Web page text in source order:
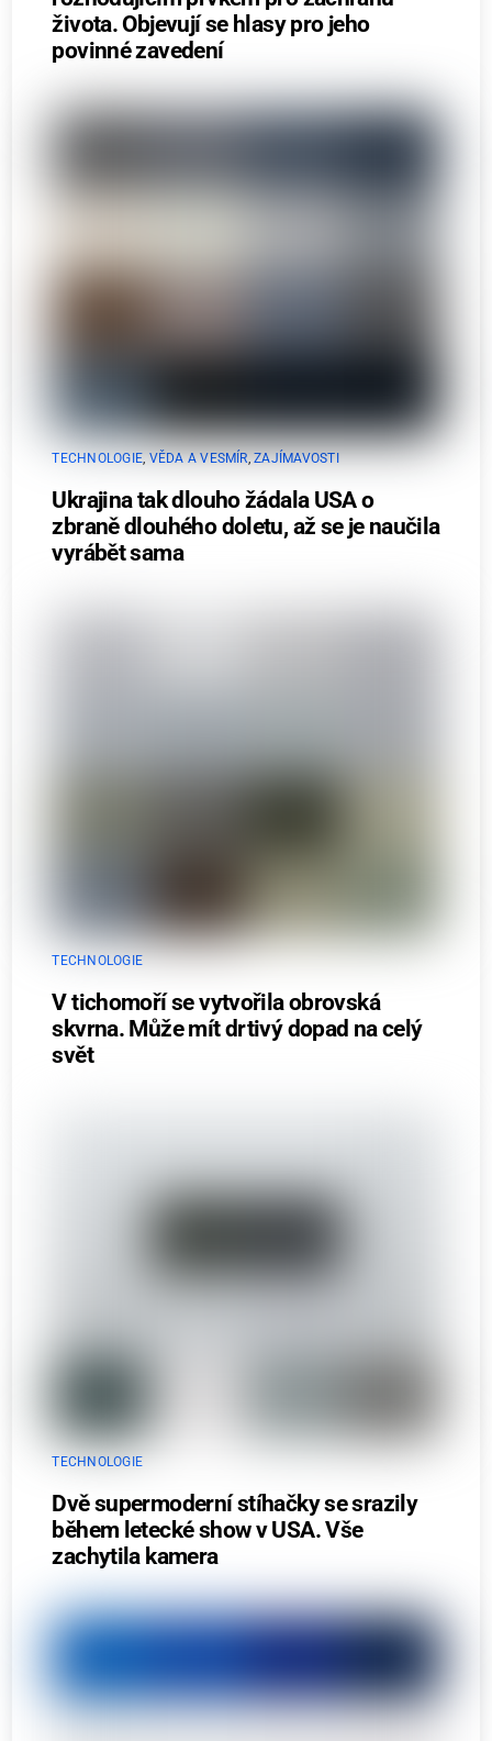
života. Objevují se hlasy pro jeho
povinné zavedení
TECHNOLOGIE VĚDA A VESMÍR ,ZAJÍMAVOSTI
Ukrajina tak dlouho žádala USA o
zbraně dlouhého doletu, až se je naučila
vyrábět sama
TECHNOLOGIE
V tichomoří se vytvořila obrovská
skvrna. Může mít drtivý dopad na celý
svět
TECHNOLOGIE
Dvě supermoderní stíhačky se srazily
během letecké show v USA. Vše
zachytila kamera